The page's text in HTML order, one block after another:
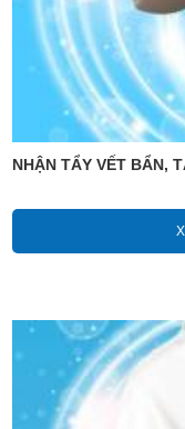
NHẬN TẨY VẾT BẨN,